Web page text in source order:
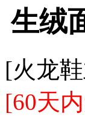
生绒
[火龙
[60天